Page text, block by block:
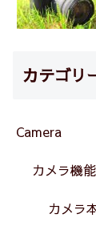
カテゴリ
Camera
カメラ機
カメラ